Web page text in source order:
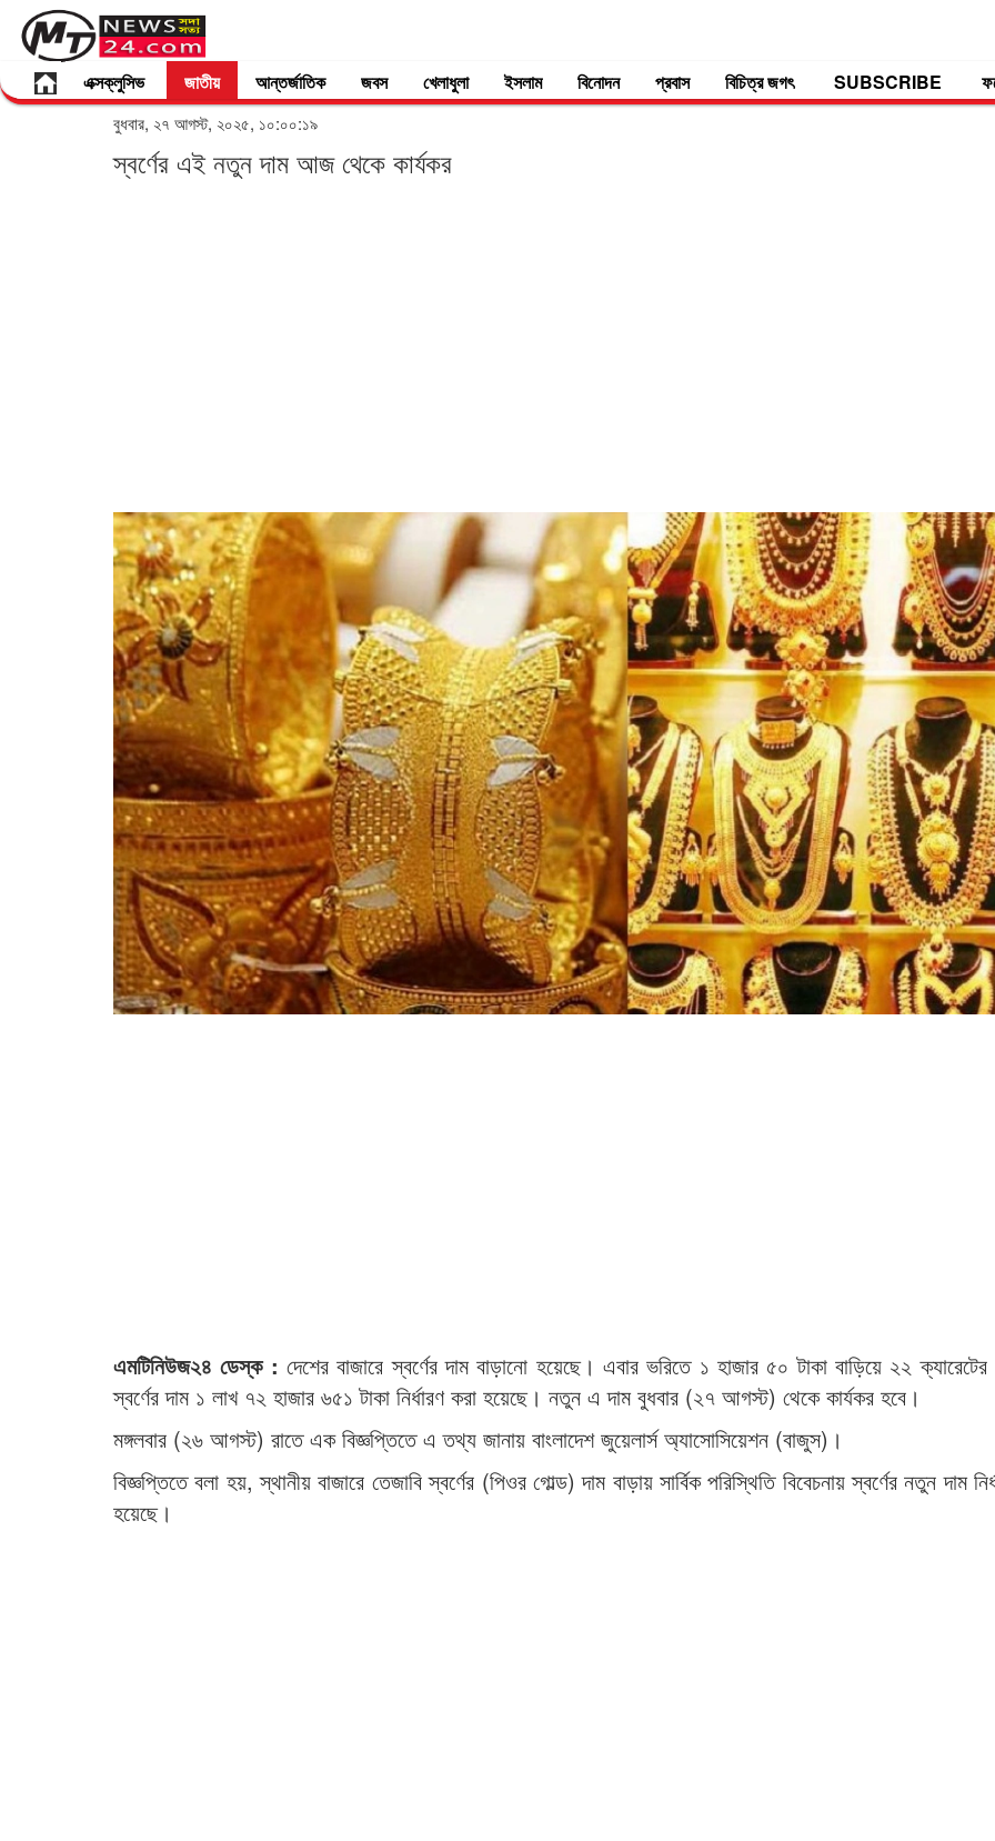
এক্সক্লুসিভ জাতীয় আন্তর্জাতিক জবস খেলাধুলা ইসলাম বিনোদন প্রবাস বিচিত্র জগৎ SUBSCRIBE
বুধবার, ২৭ আগস্ট, ২০২৫, ১০:০০:১৯
স্বর্ণের এই নতুন দাম আজ থেকে কার্যকর
এমটিনিউজ২৪ ডেস্ক :দেশের বাজারে স্বর্ণের দাম বাড়ানো হয়েছে। এবার ভরিতে ১ হাজার ৫০ টাকা বাড়িয়ে ২২
স্বর্ণের দাম ১ লাখ ৭২ হাজার ৬৫১ টাকা নির্ধারণ করা হয়েছে। নতুন এ দাম বুধবার (২৭ আগস্ট) থেকে কার্যকর হবে।
মঙ্গলবার (২৬ আগস্ট) রাতে এক বিজ্ঞপ্তিতে এ তথ্য জানায় বাংলাদেশ জুয়েলার্স অ্যাসোসিয়েশন (বাজুস)।
বিজ্ঞপ্তিতে বলা হয়, স্থানীয় বাজারে তেজাবি স্বর্ণের (পিওর গোল্ড) দাম বাড়ায় সার্বিক পরিস্থিতি বিবেচনায় স্বর্ণের নতুন দাম
হয়েছে।